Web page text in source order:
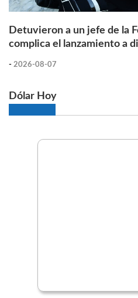
Detuvieron a un jefe de la
complica el lanzamiento a
- 2026-08-07
Dólar Hoy